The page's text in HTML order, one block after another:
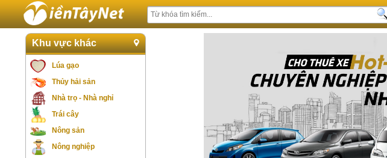
Khu vực khác
Lúa gạo
Thủy hải sản
Nhà trọ - Nhà nghỉ
Trái cây
Nông sản
Nông nghiệp